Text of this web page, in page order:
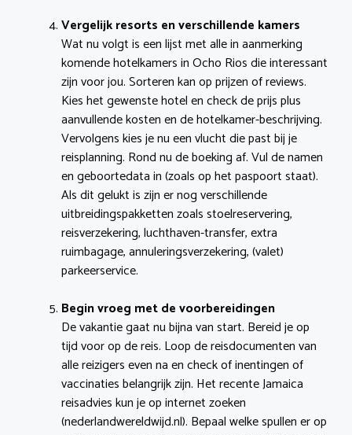
Vergelijk resorts en verschillende kamers
Wat nu volgt is een lijst met alle in aanmerking
komende hotelkamers in Ocho Rios die interessant
zijn voor jou. Sorteren kan op prijzen of reviews.
Kies het gewenste hotel en check de prijs plus
aanvullende kosten en de hotelkamer-beschrijving.
Vervolgens kies je nu een vlucht die past bij je
reisplanning. Rond nu de boeking af. Vul de namen
en geboortedata in (zoals op het paspoort staat).
Als dit gelukt is zijn er nog verschillende
uitbreidingspakketten zoals stoelreservering,
reisverzekering, luchthaven-transfer, extra
ruimbagage, annuleringsverzekering, (valet)
parkeerservice.
Begin vroeg met de voorbereidingen
De vakantie gaat nu bijna van start. Bereid je op
tijd voor op de reis. Loop de reisdocumenten van
alle reizigers even na en check of inentingen of
vaccinaties belangrijk zijn. Het recente Jamaica
reisadvies kun je op internet zoeken
(nederlandwereldwijd.nl). Bepaal welke spullen er op